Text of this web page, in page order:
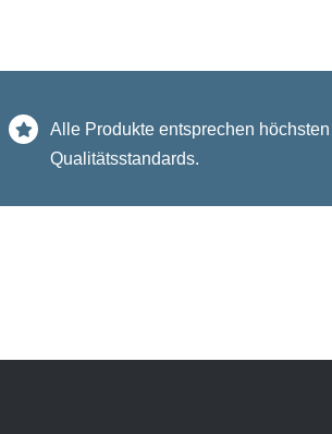
Alle Produkte entsprechen höchsten
Qualitätsstandards.